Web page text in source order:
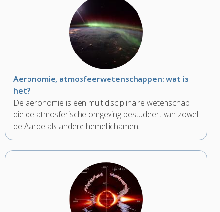
Aeronomie, atmosfeerwetenschappen: wat is
het?
De aeronomie is een multidisciplinaire wetenschap
die de atmosferische omgeving bestudeert van zowel
de Aarde als andere hemellichamen.